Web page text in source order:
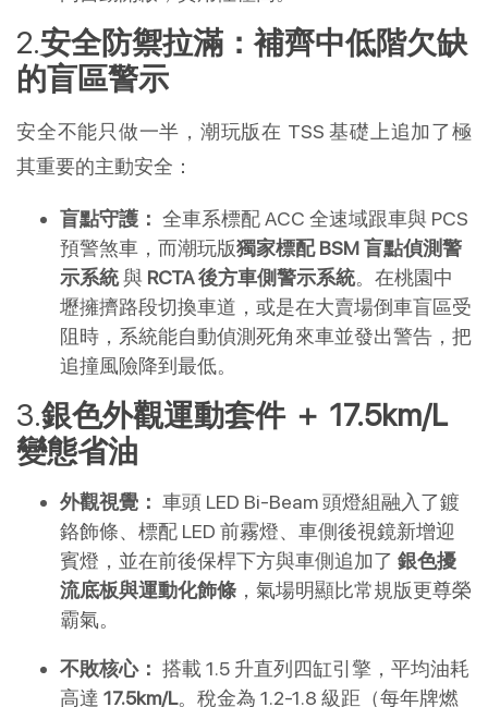
安全防禦拉滿：補齊中低階欠缺
的盲區警示
安全不能只做一半，潮玩版在 TSS 基礎上追加了極
其重要的主動安全：
盲點守護： 全車系標配 ACC 全速域跟車與 PCS
預警煞車，而潮玩版獨家標配 BSM 盲點偵測警
示系統 與 RCTA 後方車側警示系統。在桃園中
壢擁擠路段切換車道，或是在大賣場倒車盲區受
阻時，系統能自動偵測死角來車並發出警告，把
追撞風險降到最低。
銀色外觀運動套件 ＋ 17.5km/L
變態省油
外觀視覺： 車頭 LED Bi-Beam 頭燈組融入了鍍
鉻飾條、標配 LED 前霧燈、車側後視鏡新增迎
賓燈，並在前後保桿下方與車側追加了 銀色擾
流底板與運動化飾條 ，氣場明顯比常規版更尊榮
霸氣。
不敗核心： 搭載 1.5 升直列四缸引擎，平均油耗
高達 17.5km/L。稅金為 1.2-1.8 級距（每年牌燃